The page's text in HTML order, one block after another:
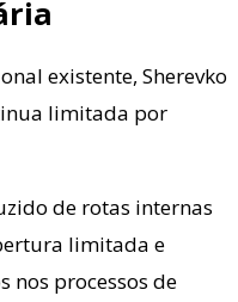
existente, Sherevko
limitada por
de rotas internas
limitada e
nos processos de